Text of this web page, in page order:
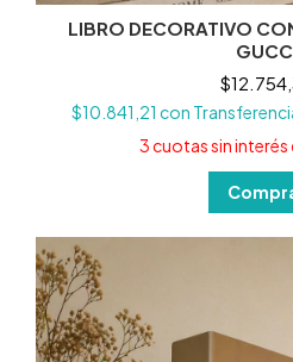
LIBRO DECORATIVO
$10.841,21 con
3cuotas sin interés